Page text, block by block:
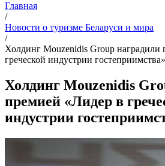
Главная
/
Новости о туризме Беларуси и мира
/
Холдинг Mouzenidis Group наградили
греческой индустрии гостеприимства»
Холдинг Mouzenidis
премией «Лидер в
индустрии